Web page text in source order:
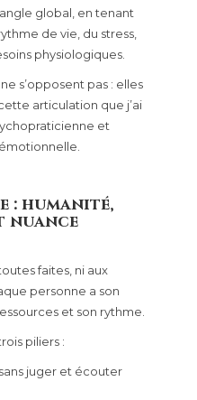
global, en tenant
de vie, du stress,
physiologiques.
s’opposent pas : elles
articulation que j’ai
et
: humanité,
nuance
faites, ni aux
personne a son
et son rythme.
piliers :
juger et écouter